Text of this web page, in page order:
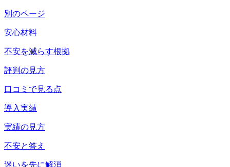
別のページ
安心材料
不安を減らす根拠
評判の見方
口コミで見る点
導入実績
実績の見方
不安と答え
迷いを先に解消